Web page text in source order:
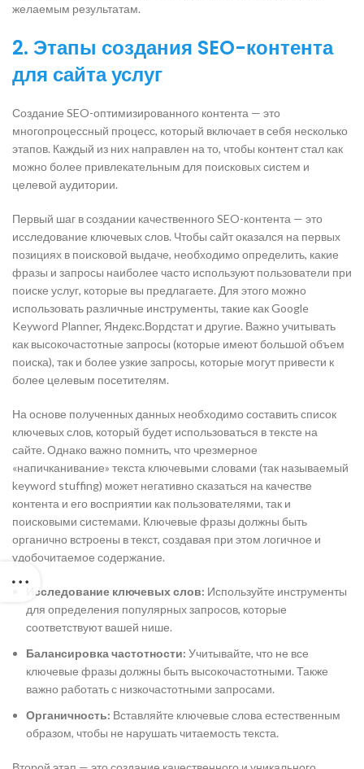
желаемым результатам.
2. Этапы создания SEO-контента
для сайта услуг
Создание SEO-оптимизированного контента — это
многопроцессный процесс, который включает в себя несколько
этапов. Каждый из них направлен на то, чтобы контент стал как
можно более привлекательным для поисковых систем и
целевой аудитории.
Первый шаг в создании качественного SEO-контента — это
исследование ключевых слов. Чтобы сайт оказался на первых
позициях в поисковой выдаче, необходимо определить, какие
фразы и запросы наиболее часто используют пользователи при
поиске услуг, которые вы предлагаете. Для этого можно
использовать различные инструменты, такие как Google
Keyword Planner, Яндекс.Вордстат и другие. Важно учитывать
как высокочастотные запросы (которые имеют большой объем
поиска), так и более узкие запросы, которые могут привести к
более целевым посетителям.
На основе полученных данных необходимо составить список
ключевых слов, который будет использоваться в тексте на
сайте. Однако важно помнить, что чрезмерное
«напичканивание» текста ключевыми словами (так называемый
keyword stuffing) может негативно сказаться на качестве
контента и его восприятии как пользователями, так и
поисковыми системами. Ключевые фразы должны быть
органично встроены в текст, создавая при этом логичное и
удобочитаемое содержание.
Исследование ключевых слов: Используйте инструменты
для определения популярных запросов, которые
соответствуют вашей нише.
Балансировка частотности: Учитывайте, что не все
ключевые фразы должны быть высокочастотными. Также
важно работать с низкочастотными запросами.
Органичность: Вставляйте ключевые слова естественным
образом, чтобы не нарушать читаемость текста.